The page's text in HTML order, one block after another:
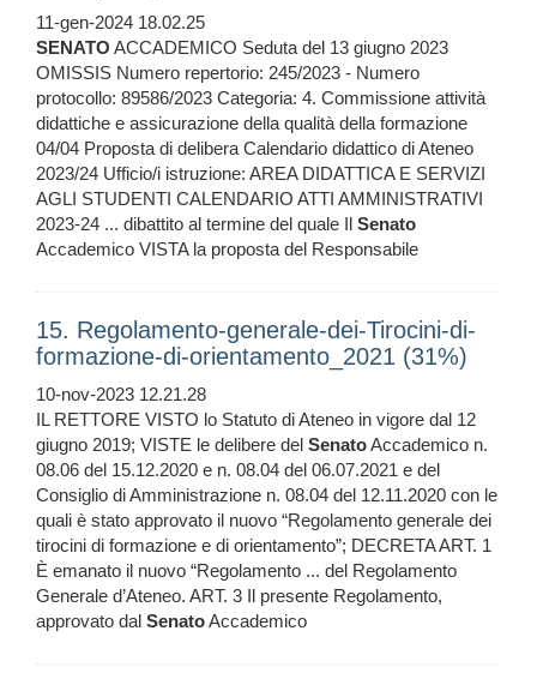
11-gen-2024 18.02.25
SENATO ACCADEMICO Seduta del 13 giugno 2023
OMISSIS Numero repertorio: 245/2023 - Numero
protocollo: 89586/2023 Categoria: 4. Commissione attività
didattiche e assicurazione della qualità della formazione
04/04 Proposta di delibera Calendario didattico di Ateneo
2023/24 Ufficio/i istruzione: AREA DIDATTICA E SERVIZI
AGLI STUDENTI CALENDARIO ATTI AMMINISTRATIVI
2023-24 ... dibattito al termine del quale Il Senato
Accademico VISTA la proposta del Responsabile
15. Regolamento-generale-dei-Tirocini-di-
formazione-di-orientamento_2021 (31%)
10-nov-2023 12.21.28
IL RETTORE VISTO lo Statuto di Ateneo in vigore dal 12
giugno 2019; VISTE le delibere del SenatoAccademico n.
08.06 del 15.12.2020 e n. 08.04 del 06.07.2021 e del
Consiglio di Amministrazione n. 08.04 del 12.11.2020 con le
quali è stato approvato il nuovo “Regolamento generale dei
tirocini di formazione e di orientamento”; DECRETA ART. 1
È emanato il nuovo “Regolamento ... del Regolamento
Generale d’Ateneo. ART. 3 Il presente Regolamento,
approvato dal SenatoAccademico